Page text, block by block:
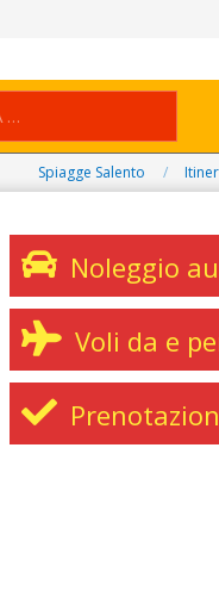
Spiagge Salento
Noleggio
Voli da e